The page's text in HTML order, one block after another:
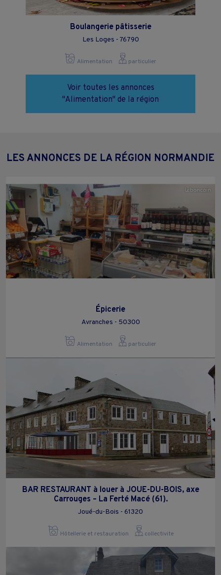
Boulangerie pâtisserie
Les Loges - 76790
Alimentation particulier
Voir toutes les annonces
"Alimentation" de la région
LES ANNONCES DE LA RÉGION NORMANDIE
Épicerie
Avranches - 50300
Alimentation particulier
BAR RESTAURANT à louer à JOUE-DU-BOIS, axe
Carrouges – La Ferté Macé (61).
Joué-du-Bois - 61320
Hôtellerie et restauration collectivite